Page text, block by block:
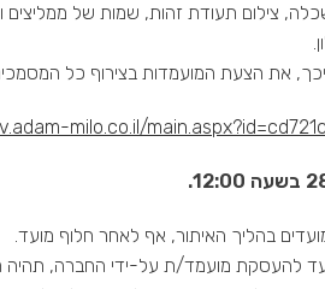
צילום תעודת זהות, שמות של ממליצים
את הצעת המועמדות בצירוף כל
milo.co.il/
.
בהליך האיתור, אף לאחר חלוף מועד.
להעסקת מועמד/ת על-ידי החברה, תהיה